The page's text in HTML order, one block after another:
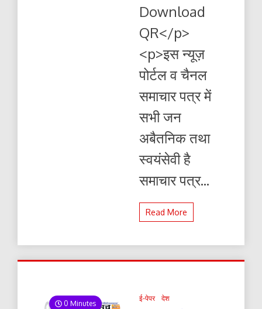
डाउनलोड
Download
QR</p>
<p>इस न्यूज़
पोर्टल व चैनल
समाचार पत्र में
सभी जन
अबैतनिक तथा
स्वयंसेवी है
समाचार पत्र...
Read More
0 Minutes
ई-पेपर देश